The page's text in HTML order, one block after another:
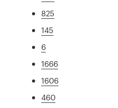
825
145
6
1666
1606
460